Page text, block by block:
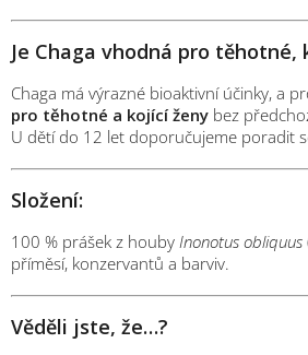
Je Chaga vhodná pro těhotné,
Chaga má výrazné bioaktivní účinky, a
pro těhotné a kojící ženy bez
U dětí do 12 let doporučujeme poradit
Složení:
100 % prášek z houby Inonotus obliquus
příměsí, konzervantů a barviv.
Věděli jste, že…?